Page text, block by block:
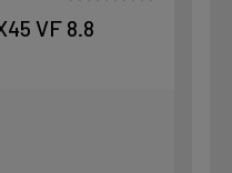
VF 8.8